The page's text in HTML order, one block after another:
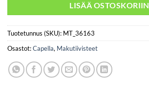
LISÄÄ OSTOSKORIIN
Tuotetunnus (SKU): MT_36163
Osastot:Capella, Makutiivisteet